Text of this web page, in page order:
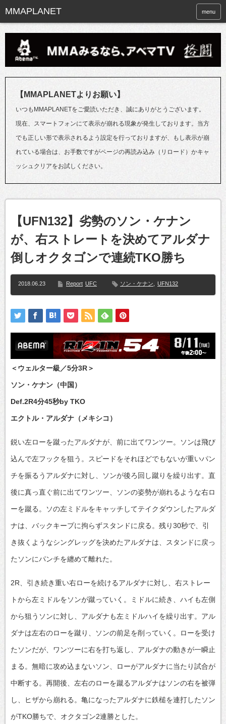
menu
【MMAPLANETよりお願い】
いつもMMAPLANETをご愛読いただき、誠にありがとうございます。
現在、スマートフォンにて表示が崩れる現象が発生しております。当方
でも正しい形で表示されるよう設定を行っておりますが、もし表示が崩
れている場合は、お手数ですがページの再読み込み（リロード）かキャ
ッシュクリアをお試しください。
【UFN132】劣勢のソン・ケナン
が、右ストレートを決めてアルダナ
倒しオクタゴンで連続TKO勝ち
2018.06.23 Report UFC ソン・ケナン UFN132
＜ウェルター級／5分3R＞
ソン・ケナン（中国）
Def.2R4分45秒by TKO
エクトル・アルダナ（メキシコ）
鋭い左ローを蹴ったアルダナが、前に出てワンツー。ソンは飛び
込んで左フックを狙う。スピードをそれほどでもないが重いパン
チを振るうアルダナに対し、ソンが後ろ回し蹴りを繰り出す。直
後に真っ直ぐ前に出てワンツー、ソンの姿勢が崩れるような右ロ
ーを蹴る。ソの左ミドルをキャッチしてテイクダウンしたアルダ
ナは、バックキープに拘らずスタンドに戻る。残り30秒で、引
き抜くようなシングレッグを決めたアルダナは、スタンドに戻っ
たソンにパンチを纏めて離れた。
2R、引き続き重い右ローを続けるアルダナに対し、右ストレー
トから左ミドルをソンが蹴っていく。ミドルに続き、ハイも左側
から狙うソンに対し、アルダナも左ミドルハイを繰り出す。アル
ダナは左右のローを蹴り、ソンの前足を削っていく。ローを受け
たソンだが、ワンツーに右を打ち返し、アルダナの動きが一瞬止
まる。無暗に攻め込まないソン、ローがアルダナに当たり試合が
中断する。再開後、左右のローを蹴るアルダナはソンの右を被弾
し、ヒザから崩れる。亀になったアルダナに鉄槌を連打したソン
がTKO勝ちで、オクタゴン2連勝とした。